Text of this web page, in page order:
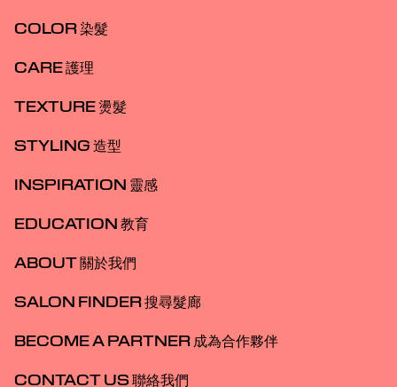
COLOR 染髮
CARE 護理
TEXTURE 燙髮
STYLING 造型
INSPIRATION 靈感
EDUCATION 教育
ABOUT 關於我們
SALON FINDER 搜尋髮廊
BECOME A PARTNER 成為合作夥伴
CONTACT US 聯絡我們